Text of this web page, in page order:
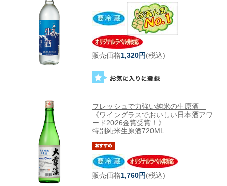
販売価格1,320円(税込)
フレッシュで力強い純米の生原酒
《ワイングラスでおいしい日本酒アワ
ード2026金賞受賞！》
特別純米生原酒720ML
販売価格1,760円(税込)